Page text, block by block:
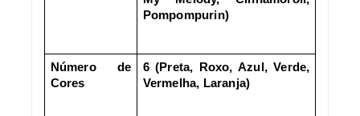
Pompompurin)
Número de
Cores
6 (Preta, Roxo, Azul, Verde,
Vermelha, Laranja)